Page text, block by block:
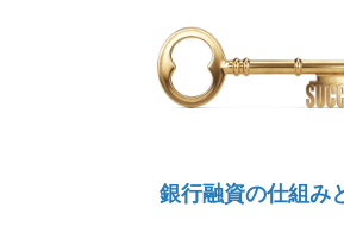
銀行融資の仕組み